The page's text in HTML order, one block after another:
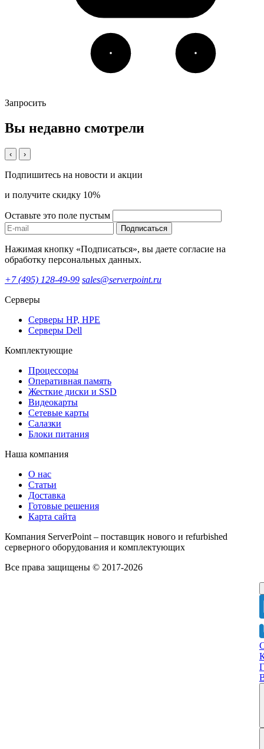
Запросить
Вы недавно смотрели
‹ ›
Подпишитесь на новости и акции
и получите скидку 10%
Оставьте это поле пустым
Подписаться
Нажимая кнопку «Подписаться», вы даете согласие на
обработку персональных данных.
+7 (495) 128-49-99 sales@serverpoint.ru
Серверы
Серверы HP, HPE
Серверы Dell
Комплектующие
Процессоры
Оперативная память
Жесткие диски и SSD
Видеокарты
Сетевые карты
Салазки
Блоки питания
Наша компания
О нас
Статьи
Доставка
Готовые решения
Карта сайта
Компания ServerPoint – поставщик нового и refurbished
серверного оборудования и комплектующих
Все права защищены © 2017-2026